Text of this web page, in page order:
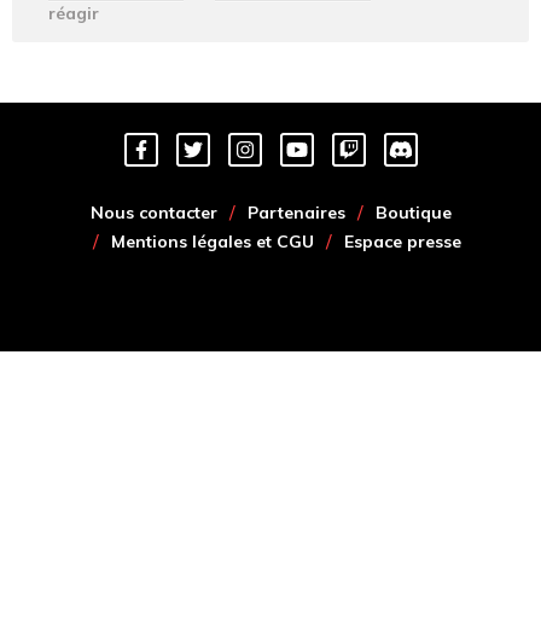
réagir
Nous contacter Partenaires
Boutique
Mentions légales et CGU
Espace presse